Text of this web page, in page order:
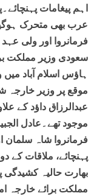
اہم پیغامات
عرب بھی متحرک
فرمانروا اور ولی
سعودی وزیر مملکت
ہاؤس اسلام آباد
موقع پر وزیر خارجہ
عبدالرزاق داؤد کے
موجود تھے۔عادل
فرمانروا شاہ سلمان
پہنچائے، ملاقات کے
بھارت حالیہ
مملکت برائے خارجہ